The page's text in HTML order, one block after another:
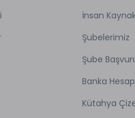
İnsan
Şubelerimiz
Şube
Banka
Kütahya